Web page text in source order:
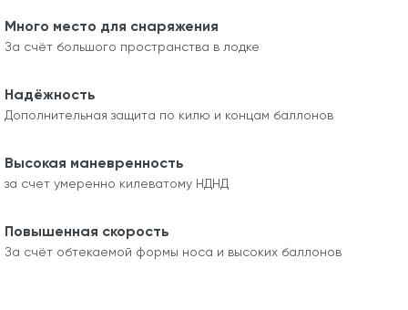
Много место для снаряжения
За счёт большого пространства в лодке
Надёжность
Дополнительная защита по килю и концам баллонов
Высокая маневренность
за счет умеренно килеватому НДНД
Повышенная скорость
За счёт обтекаемой формы носа и высоких баллонов